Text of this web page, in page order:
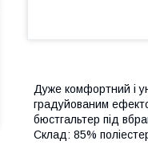
Дуже комфортний і
градуйованим
бюстгальтер під
Склад: 85%